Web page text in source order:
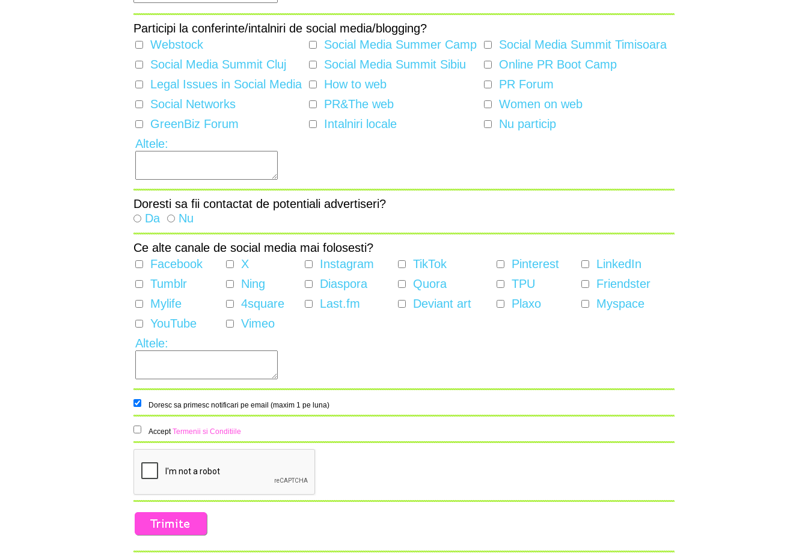
Participi la conferinte/intalniri de social media/blogging?
Webstock
Social Media Summer Camp
Social Media Summit Timisoara
Social Media Summit Cluj
Social Media Summit Sibiu
Online PR Boot Camp
Legal Issues in Social Media
How to web
PR Forum
Social Networks
PR&The web
Women on web
GreenBiz Forum
Intalniri locale
Nu particip
Altele:
Doresti sa fii contactat de potentiali advertiseri?
Da
Nu
Ce alte canale de social media mai folosesti?
Facebook
X Instagram TikTok Pinterest
LinkedIn
Tumblr
Ning Diaspora Quora TPU
Friendster
Mylife
4square Last.fm Deviant art Plaxo
Myspace
YouTube
Vimeo
Altele:
Doresc sa primesc notificari pe email (maxim 1 pe luna)
AcceptTermenii si Conditiile